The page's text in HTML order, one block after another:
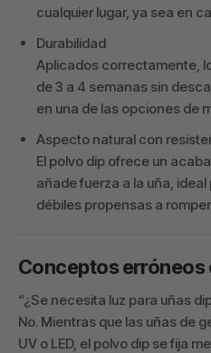
cualquier lugar, ya sea en
Durabilidad
Aplicados correctamente,
de 3 a 4 semanas sin
en una de las opciones de
Aspecto natural con
El polvo dip ofrece un
añade fuerza a la uña,
débiles propensas a
Conceptos erróneos
“¿Se necesita luz para uñas
No. Mientras que las uñas de
UV o LED, el polvo dip se fija